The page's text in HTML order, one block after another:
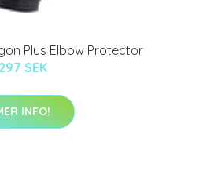
Plus Elbow Protector
297 SEK
INFO!